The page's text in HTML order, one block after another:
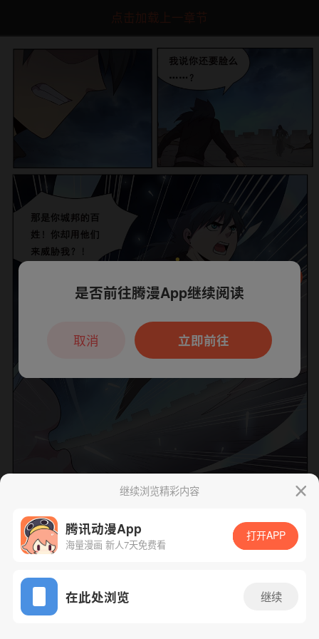
点击加载上一章节
App免费看
下一话 腾漫App免费看
继续浏览精彩内容
腾讯动漫App
海量漫画 新人7天免费看
打开APP
在此处浏览 继续
本章节仅支持App阅读，可打开App新用
户7天免费看
是否前往腾漫App继续阅读
立即前往
取消